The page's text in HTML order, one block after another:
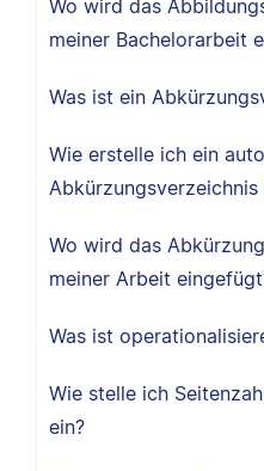
Wo wird das
meiner Bachelorarbeit
Was ist ein
Wie erstelle ich ein
Abkürzungsverzeichnis
Wo wird das
meiner Arbeit
Was ist
Wie stelle ich
ein?